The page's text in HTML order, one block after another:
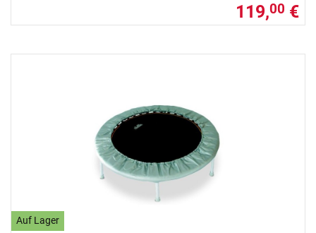
119,00 €
Auf Lager